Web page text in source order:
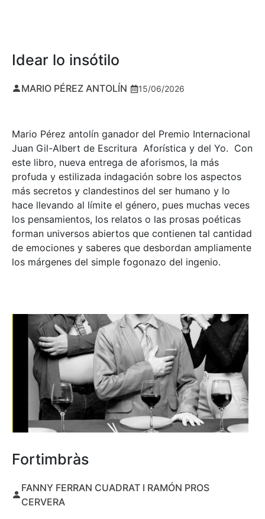
Idear lo insótilo
MARIO PÉREZ ANTOLÍN 15/06/2026
Mario Pérez antolín ganador del Premio Internacional
Juan Gil-Albert de Escritura Aforística y del Yo. Con
este libro, nueva entrega de aforismos, la más
profuda y estilizada indagación sobre los aspectos
más secretos y clandestinos del ser humano y lo
hace llevando al límite el género, pues muchas veces
los pensamientos, los relatos o las prosas poéticas
forman universos abiertos que contienen tal cantidad
de emociones y saberes que desbordan ampliamente
los márgenes del simple fogonazo del ingenio.
Fortimbràs
FANNY FERRAN CUADRAT I RAMÓN PROS
CERVERA